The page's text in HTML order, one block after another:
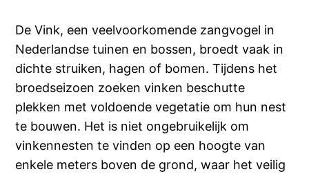
De Vink, een veelvoorkomende zangvogel in
Nederlandse tuinen en bossen, broedt vaak in
dichte struiken, hagen of bomen. Tijdens het
broedseizoen zoeken vinken beschutte
plekken met voldoende vegetatie om hun nest
te bouwen. Het is niet ongebruikelijk om
vinkennesten te vinden op een hoogte van
enkele meters boven de grond, waar het veilig